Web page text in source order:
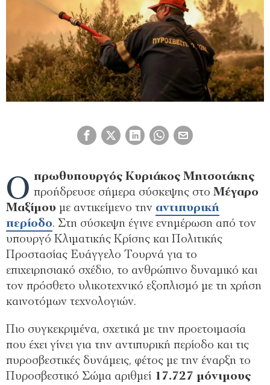
Ο πρωθυπουργός Κυριάκος Μητσοτάκης
προήδρευσε σήμερα σύσκεψης στο Μέγαρο
Μαξίμου με αντικείμενο την αντιπυρική
περίοδο. Στη σύσκεψη έγινε ενημέρωση από τον
υπουργό Κλιματικής Κρίσης και Πολιτικής
Προστασίας Ευάγγελο Τουρνά για το
επιχειρησιακό σχέδιο, το ανθρώπινο δυναμικό και
τον πρόσθετο υλικοτεχνικό εξοπλισμό με τη χρήση
καινοτόμων τεχνολογιών.
Πιο συγκεκριμένα, σχετικά με την προετοιμασία
που έχει γίνει για την αντιπυρική περίοδο και τις
πυροσβεστικές δυνάμεις, φέτος με την έναρξη το
Πυροσβεστικό Σώμα αριθμεί 17.727 μόνιμους